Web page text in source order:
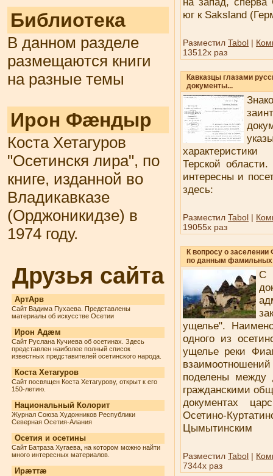
Библиотека
В данном разделе
размещаются книги
на разные темы
Ирон Фæндыр
Коста Хетагуров
"Осетинскя лира", по
книге, изданной во
Владикавказе
(Орджоникидзе) в
1974 году.
Друзья сайта
АртАрв
Сайт Вадима Пухаева. Представлены
материалы об искусстве Осетии
Ирон Адæм
Сайт Руслана Кучиева об осетинах. Здесь
представлен наиболее полный список
известных представителей осетинского народа.
Коста Хетагуров
Сайт посвящен Коста Хетагурову, открыт к его
150-летию.
Национальный Колорит
Журнал Союза Художников Республики
Северная Осетия-Алания
Осетия и осетины
Сайт Батраза Хугаева, на котором можно найти
много интересных материалов.
Ирæттæ
юг к Saksland
Разместил Tabol |
13512x раз
Кавказцы глазами
документы...
Терской
интересны и
здесь:
Разместил Tabol |
19055x раз
К вопросу о
по данным фамильных
С
ущелье".
одного из
ущелье реки
поделены между
гражданскими
документах
Осетино-
Цымытинским
Разместил Tabol |
7344x раз